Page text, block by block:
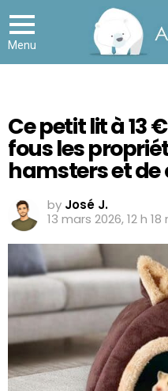
Menu
Ce petit lit à 13
fous les
hamsters et
by José J.
13 mars 2026, 12 h 18